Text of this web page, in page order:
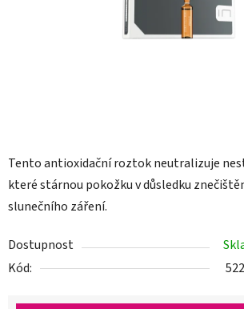
Tento antioxidační roztok neutralizuje
které stárnou pokožku v důsledku
slunečního záření.
Dostupnost
Kód:
522